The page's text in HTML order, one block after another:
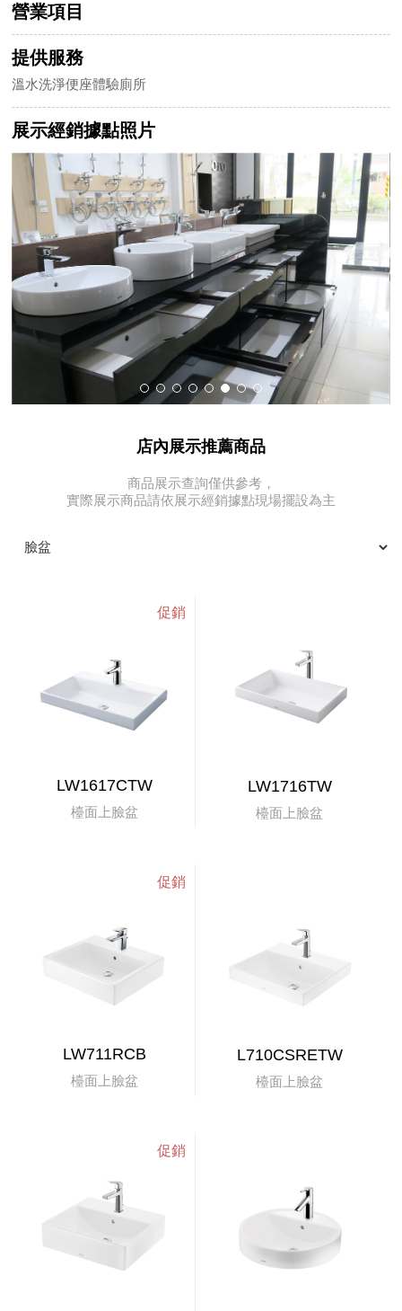
營業項目
提供服務
溫水洗淨便座體驗廁所
展示經銷據點照片
店內展示推薦商品
商品展示查詢僅供參考，
實際展示商品請依展示經銷據點現場擺設為主
LW1617CTW
檯面上臉盆
LW1716TW
檯面上臉盆
LW711RCB
檯面上臉盆
L710CSRETW
檯面上臉盆